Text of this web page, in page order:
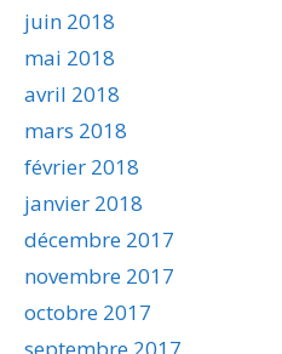
juin 2018
mai 2018
avril 2018
mars 2018
février 2018
janvier 2018
décembre 2017
novembre 2017
octobre 2017
septembre 2017